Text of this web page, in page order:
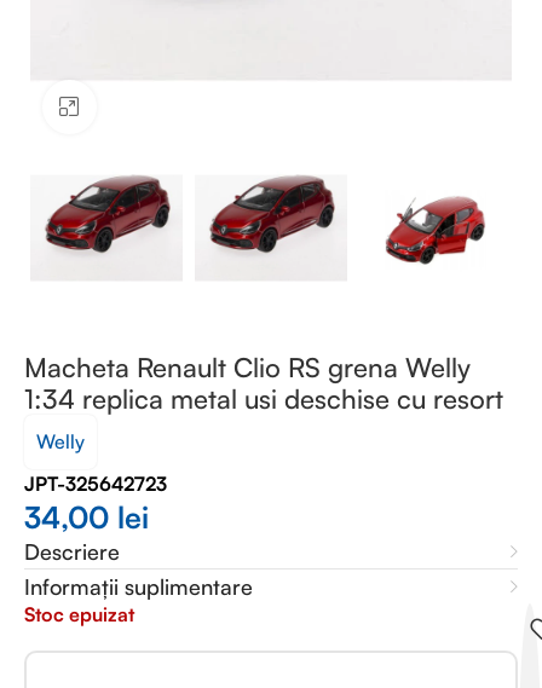
Macheta Renault Clio RS grena Welly
1:34 replica metal usi deschise cu resort
Welly
JPT-325642723
34,00 lei
Descriere
Informații suplimentare
Stoc epuizat